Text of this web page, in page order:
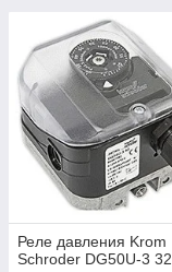
Реле давления Krom
Schroder DG50U-3 32